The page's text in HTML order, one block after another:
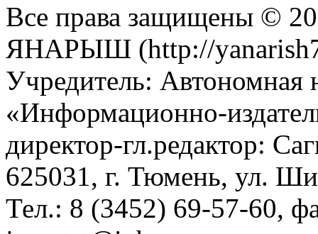
Все права защищены ©
ЯНАРЫШ (http://
Учредитель: Автономная
«Информационно-
директор-гл.редактор:
625031, г. Тюмень, ул.
Тел.: 8 (3452) 69-57-60,